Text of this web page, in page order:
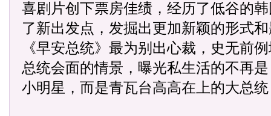
喜剧片创下票房佳绩，经历了低谷的
了新出发点，发掘出更加新颖的形式
《早安总统》最为别出心裁，史无前
总统会面的情景，曝光私生活的不再
小明星，而是青瓦台高高在上的大总